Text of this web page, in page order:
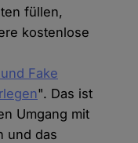
füllen,
kostenlose
Fake
". Das ist
Umgang mit
und das